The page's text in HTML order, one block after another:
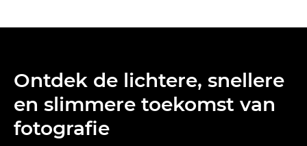
Ontdek de lichtere, snellere
en slimmere toekomst van
fotografie